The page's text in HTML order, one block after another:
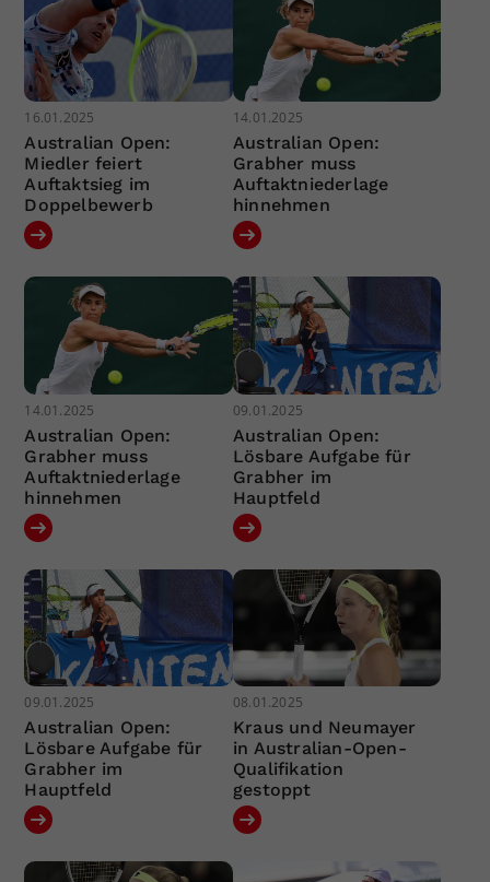
16.01.2025
Australian Open:
Miedler feiert
Auftaktsieg im
Doppelbewerb
14.01.2025
Australian Open:
Grabher muss
Auftaktniederlage
hinnehmen
14.01.2025
Australian Open:
Grabher muss
Auftaktniederlage
hinnehmen
09.01.2025
Australian Open:
Lösbare Aufgabe für
Grabher im
Hauptfeld
09.01.2025
Australian Open:
Lösbare Aufgabe für
Grabher im
Hauptfeld
08.01.2025
Kraus und Neumayer
in Australian-Open-
Qualifikation
gestoppt